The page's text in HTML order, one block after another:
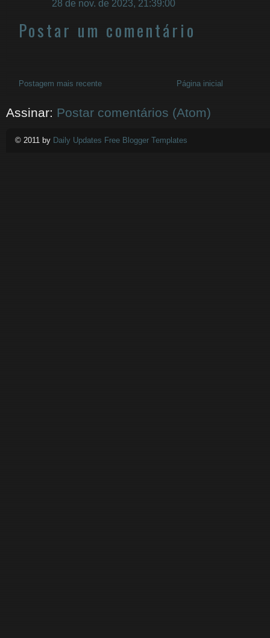
28 de nov. de 2023, 21:39:00
Postar um comentário
Postagem mais recente Página inicial
Assinar: Postar comentários (Atom)
© 2011 by Daily Updates Free Blogger Templates